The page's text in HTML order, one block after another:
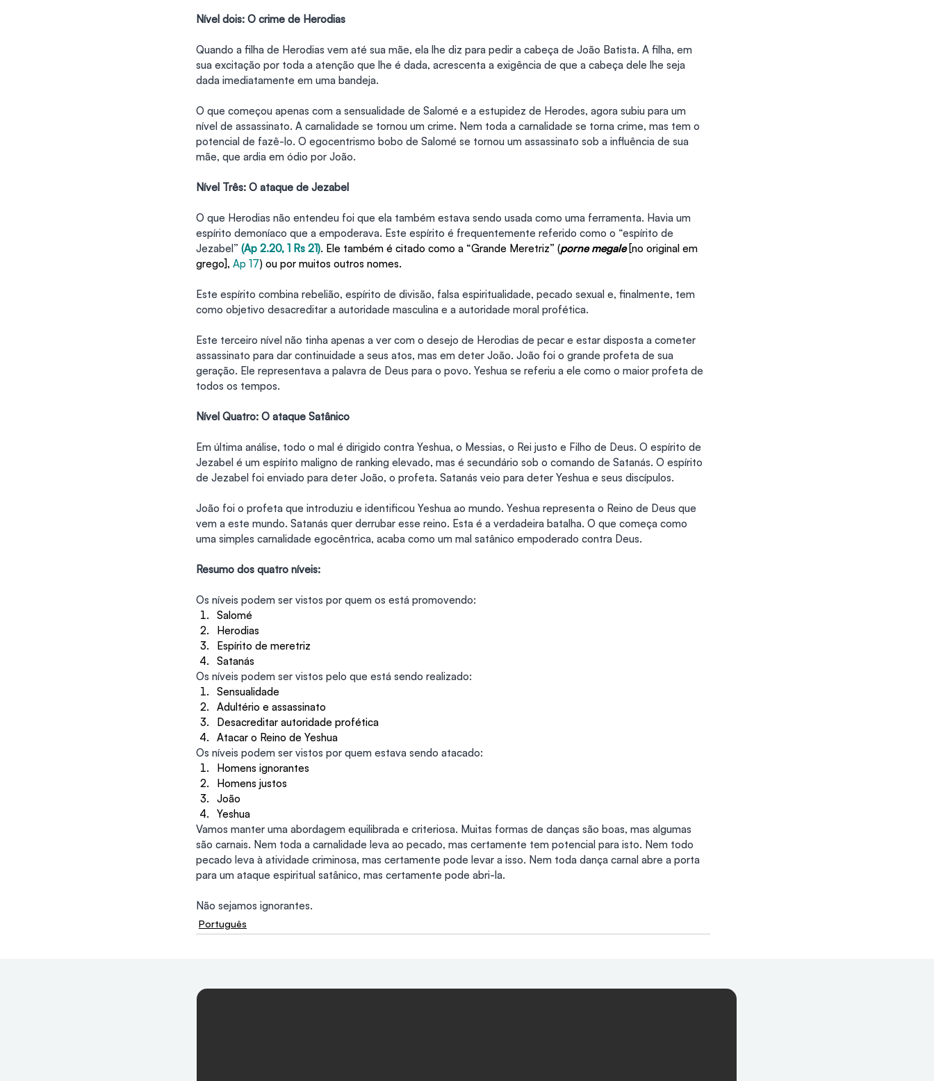
Nível dois: O crime de Herodias
Quando a filha de Herodias vem até sua mãe, ela lhe diz para pedir a cabeça de João Batista. A filha, em
sua excitação por toda a atenção que lhe é dada, acrescenta a exigência de que a cabeça dele lhe seja
dada imediatamente em uma bandeja.
O que começou apenas com a sensualidade de Salomé e a estupidez de Herodes, agora subiu para um
nível de assassinato. A carnalidade se tornou um crime. Nem toda a carnalidade se torna crime, mas tem o
potencial de fazê-lo. O egocentrismo bobo de Salomé se tornou um assassinato sob a influência de sua
mãe, que ardia em ódio por João.
Nível Três: O ataque de Jezabel
O que Herodias não entendeu foi que ela também estava sendo usada como uma ferramenta. Havia um
espírito demoníaco que a empoderava. Este espírito é frequentemente referido como o “espírito de
Jezabel” (Ap 2.20, 1 Rs 21). Ele também é citado como a “Grande Meretriz” (porne megale [no original em
grego], Ap 17) ou por muitos outros nomes.
Este espírito combina rebelião, espírito de divisão, falsa espiritualidade, pecado sexual e, finalmente, tem
como objetivo desacreditar a autoridade masculina e a autoridade moral profética.
Este terceiro nível não tinha apenas a ver com o desejo de Herodias de pecar e estar disposta a cometer
assassinato para dar continuidade a seus atos, mas em deter João. João foi o grande profeta de sua
geração. Ele representava a palavra de Deus para o povo. Yeshua se referiu a ele como o maior profeta de
todos os tempos.
Nível Quatro: O ataque Satânico
Em última análise, todo o mal é dirigido contra Yeshua, o Messias, o Rei justo e Filho de Deus. O espírito de
Jezabel é um espírito maligno de ranking elevado, mas é secundário sob o comando de Satanás. O espírito
de Jezabel foi enviado para deter João, o profeta. Satanás veio para deter Yeshua e seus discípulos.
João foi o profeta que introduziu e identificou Yeshua ao mundo. Yeshua representa o Reino de Deus que
vem a este mundo. Satanás quer derrubar esse reino. Esta é a verdadeira batalha. O que começa como
uma simples carnalidade egocêntrica, acaba como um mal satânico empoderado contra Deus.
Resumo dos quatro níveis:
Os níveis podem ser vistos por quem os está promovendo:
Salomé
Herodias
Espírito de meretriz
Satanás
Os níveis podem ser vistos pelo que está sendo realizado:
Sensualidade
Adultério e assassinato
Desacreditar autoridade profética
Atacar o Reino de Yeshua
Os níveis podem ser vistos por quem estava sendo atacado:
Homens ignorantes
Homens justos
João
Yeshua
Vamos manter uma abordagem equilibrada e criteriosa. Muitas formas de danças são boas, mas algumas
são carnais. Nem toda a carnalidade leva ao pecado, mas certamente tem potencial para isto. Nem todo
pecado leva à atividade criminosa, mas certamente pode levar a isso. Nem toda dança carnal abre a porta
para um ataque espiritual satânico, mas certamente pode abri-la.
Não sejamos ignorantes.
Português